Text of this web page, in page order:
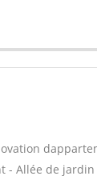
- Allée de